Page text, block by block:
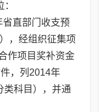
直部门收支预
，经组织征集项
作项目奖补资金
，列2014年
类科目），并通